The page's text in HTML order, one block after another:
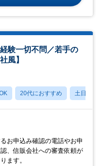
験一切不問／若手の
風】
20代におすすめ 土日祝休み
お申込み確認の電話やお申
、信販会社への審査依頼が
ます。